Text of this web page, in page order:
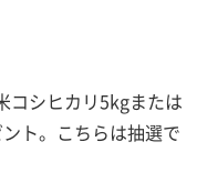
コシヒカリ5kgまたは
ト。こちらは抽選で